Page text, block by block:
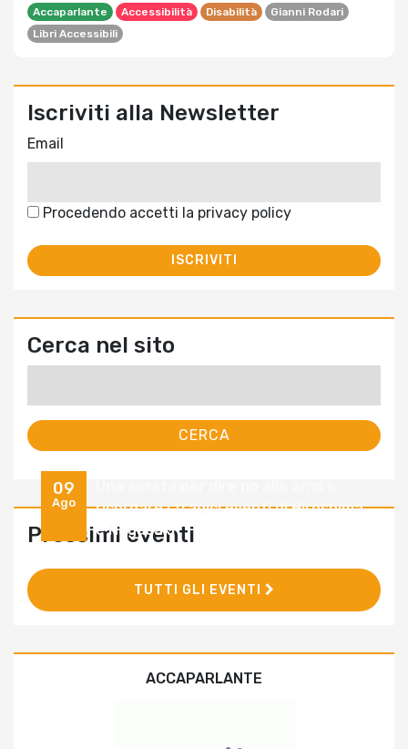
Accaparlante Accessibilità Disabilità
Gianni Rodari
Libri Accessibili
Iscriviti alla Newsletter
Email
Procedendo accetti la privacy policy
Cerca nel sito
Prossimi eventi
09
Ago
ricordare i tragici eventi di Hiroshima
e Nagasaki
TUTTI GLI EVENTI
ACCAPARLANTE